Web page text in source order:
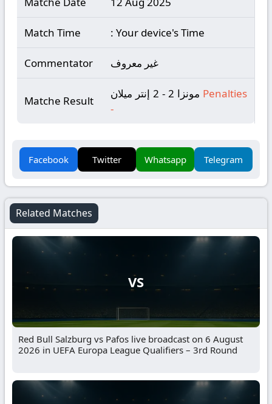
Match Time : Your device's Time
Commentator غير معروف
Matche Result
Penalties
-
Facebook Twitter Whatsapp Telegram
Related Matches
VS
Red Bull Salzburg vs Pafos live broadcast on 6 August
2026 in UEFA Europa League Qualifiers – 3rd Round